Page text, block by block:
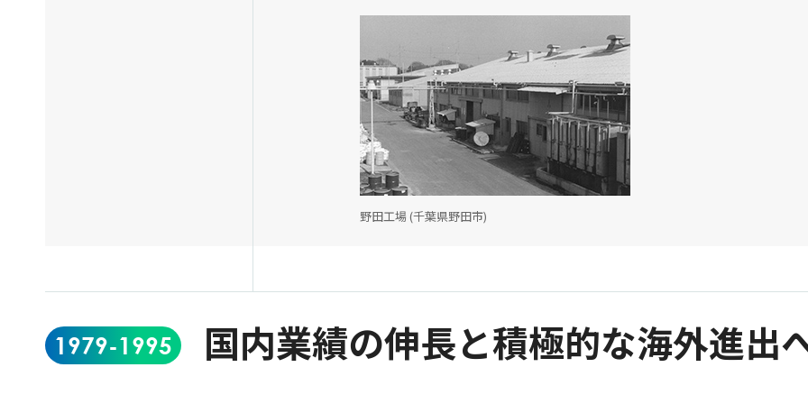
野田工場 (千葉県野田市)
1979-1995 国内業績の伸長と積極的な海外進出